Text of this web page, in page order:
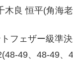
良 恒平(角海
フェザー級準
49、48-49